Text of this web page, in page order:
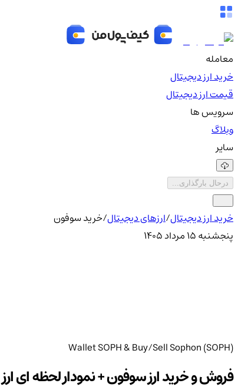
معامله
خرید ارز دیجیتال
قیمت ارز دیجیتال
سرویس ها
وبلاگ
سایر
درحال بارگذاری...
خرید ارز دیجیتال/ارزهای دیجیتال/خرید سوفون
پنجشنبه ۱۵ مرداد ۱۴۰۵
Wallet SOPH & Buy/Sell Sophon (SOPH)
فروش و خرید ارز سوفون + نمودار لحظه ای ارز SOPH